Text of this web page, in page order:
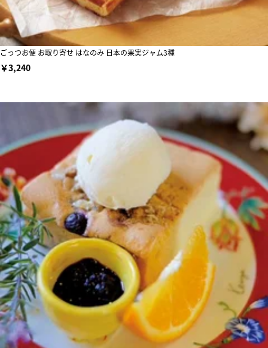
ごっつお便 お取り寄せ はなのみ 日本の果実ジャム3種
￥3,240